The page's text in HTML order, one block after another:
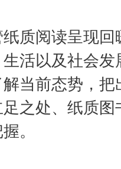
阅读呈现回
活以及社会
当前态势，
足之处、纸质
。